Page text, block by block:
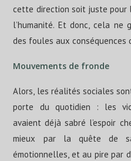
cette direction soit juste pour
l’humanité. Et donc, cela ne
des foules aux conséquences
Mouvements de fronde
Alors, les réalités sociales
porte du quotidien : les
avaient déjà sabré l’espoir
mieux par la quête de
émotionnelles, et au pire par